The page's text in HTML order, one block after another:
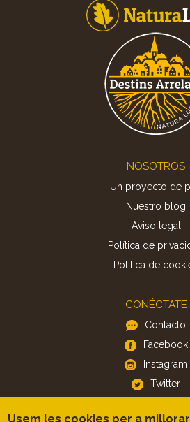
NOSOTROS
Un proyecto de
Nuestro blog
Aviso legal
Política de
Politica de
CONÉCTATE
Contacto
Facebook
Instagram
Twitter
Usem les cookies per a